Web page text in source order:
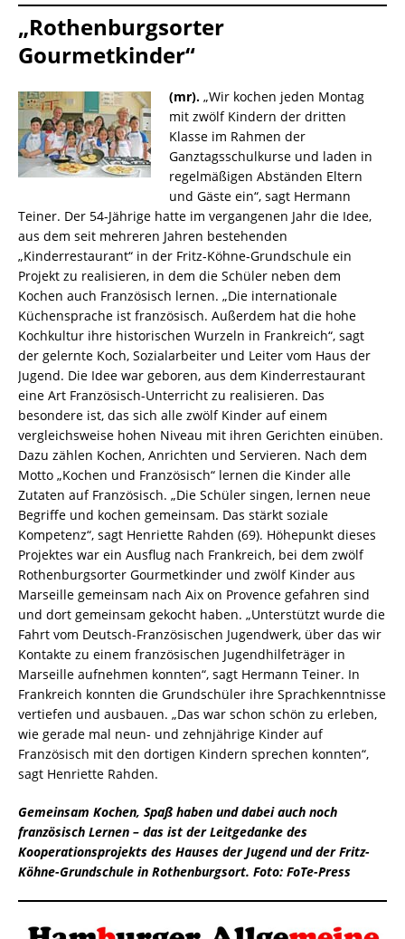
„Rothenburgsorter
Gourmetkinder“
(mr). „Wir kochen jeden Montag
mit zwölf Kindern der dritten
Klasse im Rahmen der
Ganztagsschulkurse und laden in
regelmäßigen Abständen Eltern
und Gäste ein“, sagt Hermann
Teiner. Der 54-Jährige hatte im vergangenen Jahr die Idee,
aus dem seit mehreren Jahren bestehenden
„Kinderrestaurant“ in der Fritz-Köhne-Grundschule ein
Projekt zu realisieren, in dem die Schüler neben dem
Kochen auch Französisch lernen. „Die internationale
Küchensprache ist französisch. Außerdem hat die hohe
Kochkultur ihre historischen Wurzeln in Frankreich“, sagt
der gelernte Koch, Sozialarbeiter und Leiter vom Haus der
Jugend. Die Idee war geboren, aus dem Kinderrestaurant
eine Art Französisch-Unterricht zu realisieren. Das
besondere ist, das sich alle zwölf Kinder auf einem
vergleichsweise hohen Niveau mit ihren Gerichten einüben.
Dazu zählen Kochen, Anrichten und Servieren. Nach dem
Motto „Kochen und Französisch“ lernen die Kinder alle
Zutaten auf Französisch. „Die Schüler singen, lernen neue
Begriffe und kochen gemeinsam. Das stärkt soziale
Kompetenz“, sagt Henriette Rahden (69). Höhepunkt dieses
Projektes war ein Ausflug nach Frankreich, bei dem zwölf
Rothenburgsorter Gourmetkinder und zwölf Kinder aus
Marseille gemeinsam nach Aix on Provence gefahren sind
und dort gemeinsam gekocht haben. „Unterstützt wurde die
Fahrt vom Deutsch-Französischen Jugendwerk, über das wir
Kontakte zu einem französischen Jugendhilfeträger in
Marseille aufnehmen konnten“, sagt Hermann Teiner. In
Frankreich konnten die Grundschüler ihre Sprachkenntnisse
vertiefen und ausbauen. „Das war schon schön zu erleben,
wie gerade mal neun- und zehnjährige Kinder auf
Französisch mit den dortigen Kindern sprechen konnten“,
sagt Henriette Rahden.
Gemeinsam Kochen, Spaß haben und dabei auch noch
französisch Lernen – das ist der Leitgedanke des
Kooperationsprojekts des Hauses der Jugend und der Fritz-
Köhne-Grundschule in Rothenburgsort. Foto: FoTe-Press